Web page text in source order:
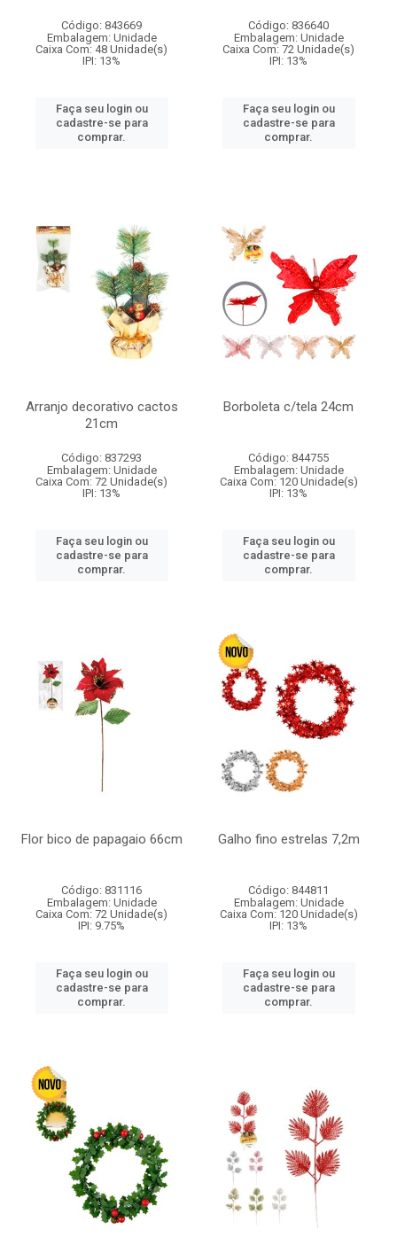
Código: 843669
Embalagem: Unidade
Caixa Com: 48 Unidade(s)
IPI: 13%
Faça seu login ou
cadastre-se para
comprar.
Código: 836640
Embalagem: Unidade
Caixa Com: 72 Unidade(s)
IPI: 13%
Faça seu login ou
cadastre-se para
comprar.
Arranjo decorativo cactos
21cm
Código: 837293
Embalagem: Unidade
Caixa Com: 72 Unidade(s)
IPI: 13%
Faça seu login ou
cadastre-se para
comprar.
Borboleta c/tela 24cm
Código: 844755
Embalagem: Unidade
Caixa Com: 120 Unidade(s)
IPI: 13%
Faça seu login ou
cadastre-se para
comprar.
Flor bico de papagaio 66cm
Código: 831116
Embalagem: Unidade
Caixa Com: 72 Unidade(s)
IPI: 9.75%
Faça seu login ou
cadastre-se para
comprar.
Galho fino estrelas 7,2m
Código: 844811
Embalagem: Unidade
Caixa Com: 120 Unidade(s)
IPI: 13%
Faça seu login ou
cadastre-se para
comprar.